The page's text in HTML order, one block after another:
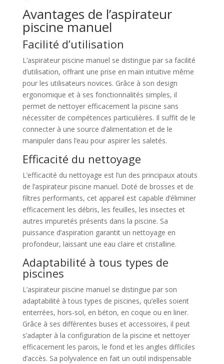
Avantages de l’aspirateur
piscine manuel
Facilité d’utilisation
L’aspirateur piscine manuel se distingue par sa facilité
d’utilisation, offrant une prise en main intuitive même
pour les utilisateurs novices. Grâce à son design
ergonomique et à ses fonctionnalités simples, il
permet de nettoyer efficacement la piscine sans
nécessiter de compétences particulières. Il suffit de le
connecter à une source d’alimentation et de le
manipuler dans l’eau pour aspirer les saletés.
Efficacité du nettoyage
L’efficacité du nettoyage est l’un des principaux atouts
de l’aspirateur piscine manuel. Doté de brosses et de
filtres performants, cet appareil est capable d’éliminer
efficacement les débris, les feuilles, les insectes et
autres impuretés présents dans la piscine. Sa
puissance d’aspiration garantit un nettoyage en
profondeur, laissant une eau claire et cristalline.
Adaptabilité à tous types de
piscines
L’aspirateur piscine manuel se distingue par son
adaptabilité à tous types de piscines, qu’elles soient
enterrées, hors-sol, en béton, en coque ou en liner.
Grâce à ses différentes buses et accessoires, il peut
s’adapter à la configuration de la piscine et nettoyer
efficacement les parois, le fond et les angles difficiles
d’accès. Sa polyvalence en fait un outil indispensable